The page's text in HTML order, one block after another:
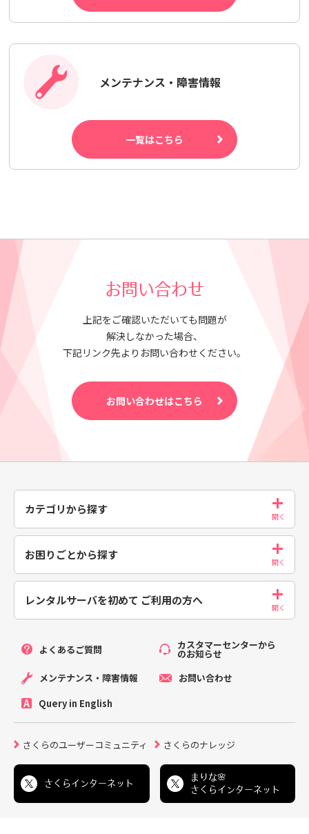
メンテナンス・障害情報
一覧はこちら
お問い合わせ
上記をご確認いただいても問題が
解決しなかった場合、
下記リンク先よりお問い合わせください。
お問い合わせはこちら
カテゴリから探す
お困りごとから探す
レンタルサーバを初めて ご利用の方へ
よくあるご質問 カスタマーセンターから
のお知らせ
メンテナンス・障害情報
お問い合わせ
Query in English
さくらのユーザーコミュニティ さくらのナレッジ
さくらインターネット
まりな🌸
さくらインターネット